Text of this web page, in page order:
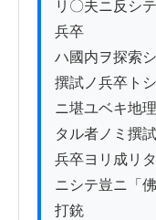
リ〇夫ニ反シ
兵卒
ハ國内ヲ探索
撰試ノ兵卒ト
ニ堪ユベキ地
タル者ノミ撰
兵卒ヨリ成リ
ニシテ豈ニ「
打銃